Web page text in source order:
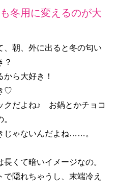
冬用に変えるのが大
、朝、外に出ると冬の匂い
？
ら大好き！
♡
クだよね♪ お鍋とかチョコ
じゃないんだよね……。
くて暗いイメージなの。
隠れちゃうし、末端冷え